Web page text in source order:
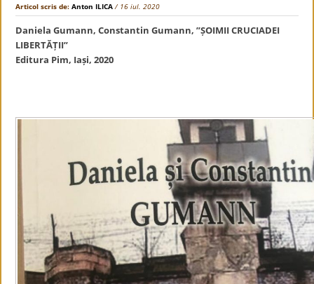
Articol scris de:Anton ILICA / 16 iul. 2020
Daniela Gumann, Constantin Gumann,”ȘOIMII CRUCIADEI
LIBERTĂȚII”
Editura Pim, Iași, 2020